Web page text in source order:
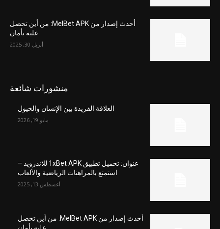
أحدث إصدار من MelBet APK: من أين تحصل
عليه بأمان
أبريل 30, 2025
منشورات شائعة
العلاقة الفريدة بين الإنسان والخيول
مايو 19, 2026
عنوان: تحميل تطبيق 1xBet APK للاندرويد –
استمتع بالمراهنات الرياضية والألعاب
أغسطس 13, 2025
أحدث إصدار من MelBet APK: من أين تحصل